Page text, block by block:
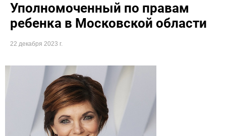
Уполномоченный по правам
ребенка в Московской области
22 декабря 2023 г.